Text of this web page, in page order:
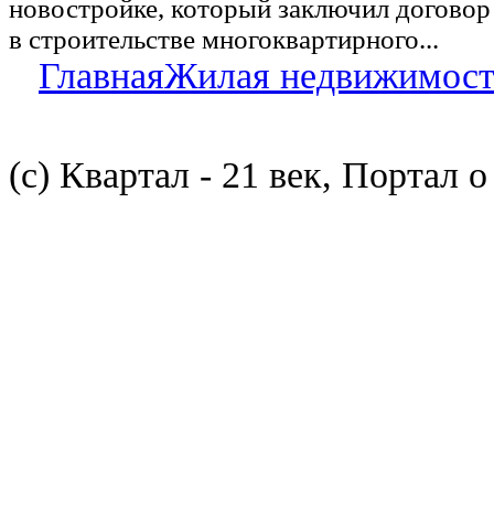
новостройке, который заключил
в строительстве многоквартирного...
ГлавнаяЖилая
(с) Квартал - 21 век, Портал